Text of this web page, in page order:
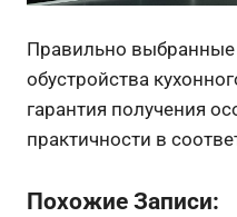
Правильно выбранные
обустройства
гарантия получения
практичности в
Похожие Записи: